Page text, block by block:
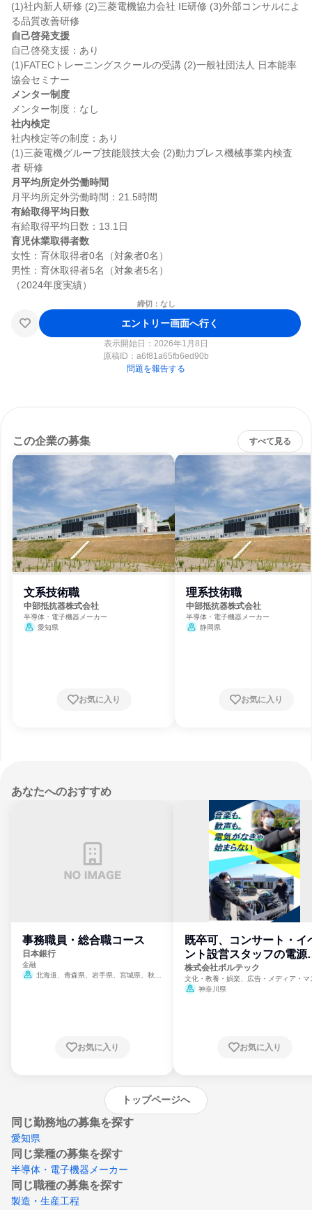
(1)社内新人研修 (2)三菱電機協力会社 IE研修 (3)外部コンサルによ
自己啓発支援
自己啓発支援：あり
(1)FATECトレーニングスクールの受講 (2)一般社団法人 日本能率
メンター制度
社内検定
社内検定等の制度：あり
(1)三菱電機グループ技能競技大会 (2)動力プレス機械事業内検査
月平均所定外労働時間
有給取得平均日数
育児休業取得者数
女性：育休取得者0名（対象者0名）
男性：育休取得者5名（対象者5名）
締切：なし
エントリー画面へ行く
表示開始日：2026年1月8日
原稿ID： a6f81a65fb6ed90b
問題を報告する
この企業の募集 すべて見る
文系技術職
中部抵抗器株式会社
半導体・電子機器メーカー
愛知県
お気に入り
理系技術職
中部抵抗器株式会社
半導体・電子機器メーカー
静岡県
お気に入り
あなたへのおすすめ
事務職員・総合職コース
日本銀行
金融
北海道、青森県、岩手県、宮城県、秋田
崎県、熊本県、大分県、宮崎県、鹿児島県、
お気に入り
既卒可、コンサート・イ
ント設営スタッフの電源
門
株式会社ボルテック
文化・教養・娯楽、広告・メディア・マ
ミ、電力・ガス・水道・エネルギー
神奈川県
お気に入り
トップページへ
同じ勤務地の募集を探す
愛知県
同じ業種の募集を探す
半導体・電子機器メーカー
同じ職種の募集を探す
製造・生産工程